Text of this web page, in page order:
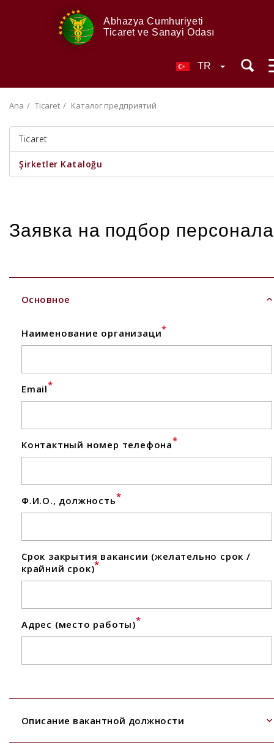
Abhazya Cumhuriyeti
Ticaret ve Sanayi Odası
TR
Ana Ticaret Каталог предприятий
Ticaret
Şirketler Kataloğu
Заявка на подбор персонала
Основное
Наименование организаци*
Email*
Контактный номер телефона*
Ф.И.О., должность*
Срок закрытия вакансии (желательно срок /
крайний срок)*
Адрес (место работы)*
Описание вакантной должности